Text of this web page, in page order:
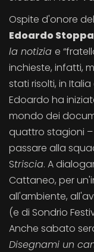
Ospite d'onore
Edoardo Stoppa
la notizia e
inchieste, infatti,
stati risolti, in
Edoardo ha
mondo dei
quattro stagioni
passare alla
Striscia. A
Cattaneo, per
all'ambiente,
(e di Sondrio
Anche sabato
Disegnami un